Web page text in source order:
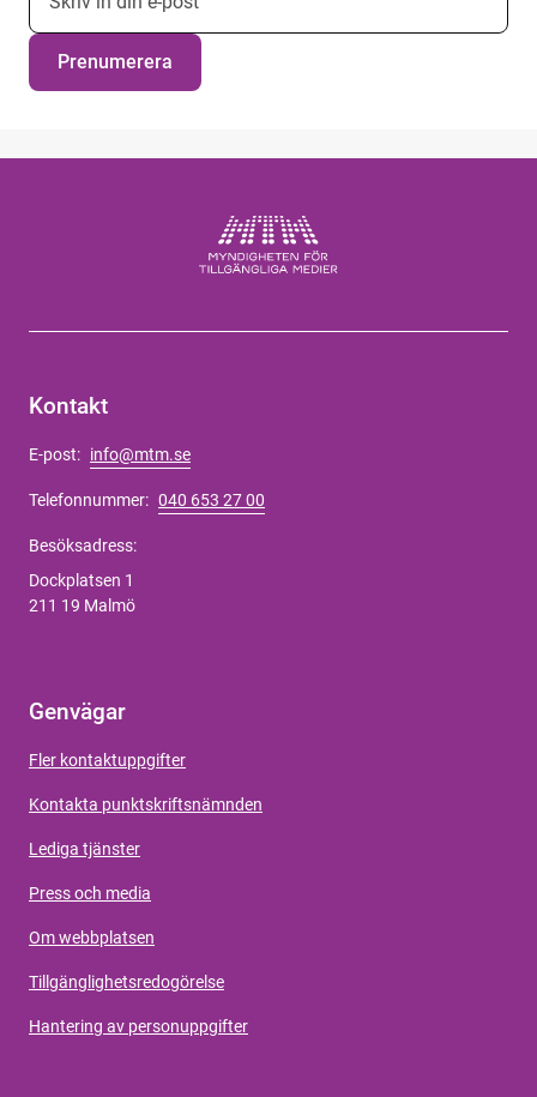
Prenumerera
Kontakt
E-post: info@mtm.se
Telefonnummer: 040 653 27 00
Besöksadress:
Dockplatsen 1
211 19 Malmö
Genvägar
Fler kontaktuppgifter
Kontakta punktskriftsnämnden
Lediga tjänster
Press och media
Om webbplatsen
Tillgänglighetsredogörelse
Hantering av personuppgifter